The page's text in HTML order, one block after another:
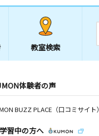
教室検索
体験者の声
BUZZ PLACE（口コミサイト）
学習中の方へ